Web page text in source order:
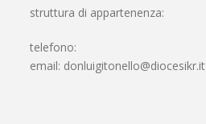
struttura di appartenenza:
telefono:
email: donluigitonello@diocesikr.it